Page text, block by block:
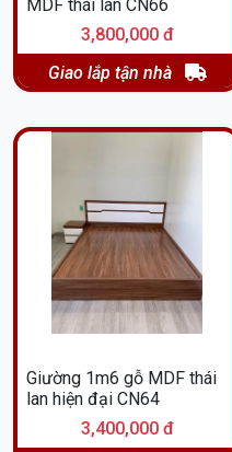
MDF thái lan CN66
3,800,000 đ
Giao lắp tận nhà
Giường 1m6 gỗ MDF thái
lan hiện đại CN64
3,400,000 đ